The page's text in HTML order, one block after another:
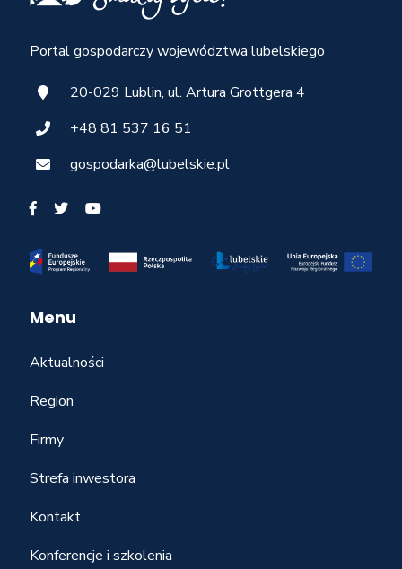
Portal gospodarczy województwa lubelskiego
20-029 Lublin, ul. Artura Grottgera 4
+48 81 537 16 51
gospodarka@lubelskie.pl
Menu
Aktualności
Region
Firmy
Strefa inwestora
Kontakt
Konferencje i szkolenia